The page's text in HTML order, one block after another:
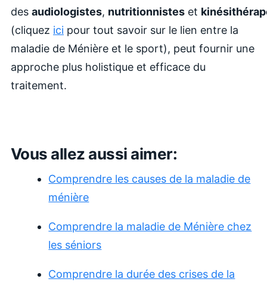
des audiologistes, nutritionnistes et
(cliquez ici pour tout savoir sur le lien entre la
maladie de Ménière et le sport), peut fournir une
approche plus holistique et efficace du
traitement.
Vous allez aussi aimer:
Comprendre les causes de la maladie de
ménière
Comprendre la maladie de Ménière chez
les séniors
Comprendre la durée des crises de la